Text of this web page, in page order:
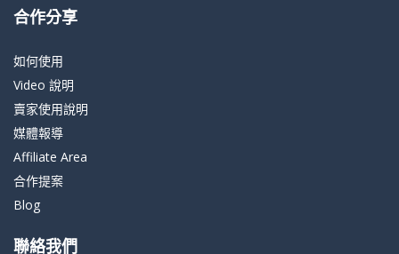
合作分享
如何使用
Video 說明
賣家使用說明
媒體報導
Affiliate Area
合作提案
Blog
聯絡我們